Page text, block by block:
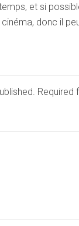
et si
donc il
Required